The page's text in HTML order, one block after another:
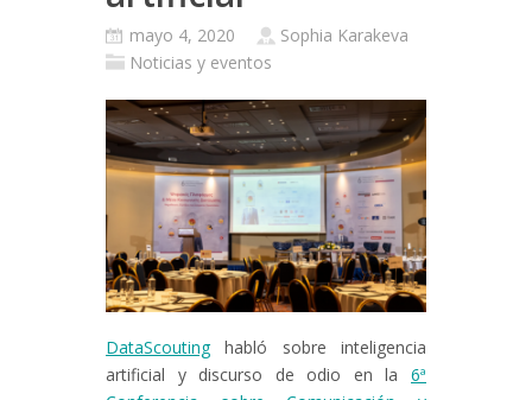
mayo 4, 2020
Sophia Karakeva
Noticias y eventos
DataScoutinghabló sobre inteligencia
artificial y discurso de odio en la 6ª